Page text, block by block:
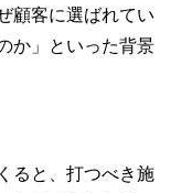
顧客に選ばれてい
か」といった背景
ると、打つべき施